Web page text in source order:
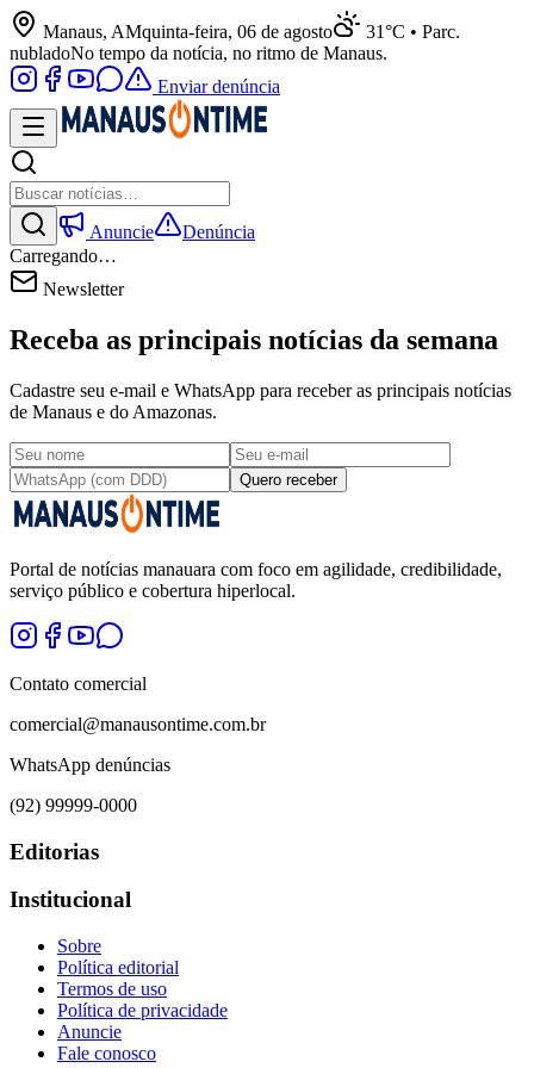
Manaus, AMquinta-feira, 06 de agosto
31°C • Parc.
nubladoNo tempo da notícia, no ritmo de Manaus.
Enviar denúncia
Anuncie
Denúncia
Carregando…
Newsletter
Receba as principais notícias da semana
Cadastre seu e-mail e WhatsApp para receber as principais notícias
de Manaus e do Amazonas.
Quero receber
Portal de notícias manauara com foco em agilidade, credibilidade,
serviço público e cobertura hiperlocal.
Contato comercial
comercial@manausontime.com.br
WhatsApp denúncias
(92) 99999-0000
Editorias
Institucional
Sobre
Política editorial
Termos de uso
Política de privacidade
Anuncie
Fale conosco